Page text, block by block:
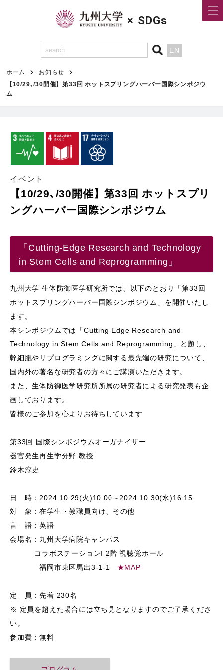
× SDGs
EN
ホーム
お知らせ
【10/29､/30開催】第33回 ホットスプリングハーバー国際シンポジウ
ム
イベント
【10/29､/30開催】第33回 ホットスプリ
ングハーバー国際シンポジウム
「Cutting-Edge Research and Technology
in Stem Cells and Reprogramming」
九州大学 生体防御医学研究所では、以下のとおり「第33回
ホットスプリングハーバー国際シンポジウム」を開催いたし
ます。
本シンポジウムでは「Cutting-Edge Research and
Technology in Stem Cells and Reprogramming」と題し、
幹細胞やリプログラミングに関する最先端の研究について、
国内外の著名な研究者の方々にご講演いただきます。
また、生体防御医学研究所所属の研究者による研究発表も企
画しております。
皆様のご参加を心よりお待ちしています
第33回 国際シンポジウムオーガナイザー
器官発生再生学分野 教授
鈴木淳史
日 時：2024.10.29(火)10:00～2024.10.30(水)16:15
対 象：在学生・教職員向け、その他
言 語：英語
会場名：九州大学病院キャンパス
コラボステーションI 2階 視聴覚ホール
福岡市東区馬出3-1-1 ★MAP
定 員：先着 230名
※ 定員を超えた場合には立ち見となりますのでご了承くださ
い。
参加費：無料